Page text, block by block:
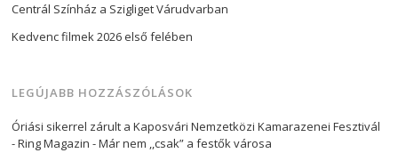
Centrál Színház a Szigliget Várudvarban
Kedvenc filmek 2026 első felében
LEGÚJABB HOZZÁSZÓLÁSOK
Óriási sikerrel zárult a Kaposvári Nemzetközi Kamarazenei Fesztivál
- Ring Magazin -Már nem ,,csak” a festők városa